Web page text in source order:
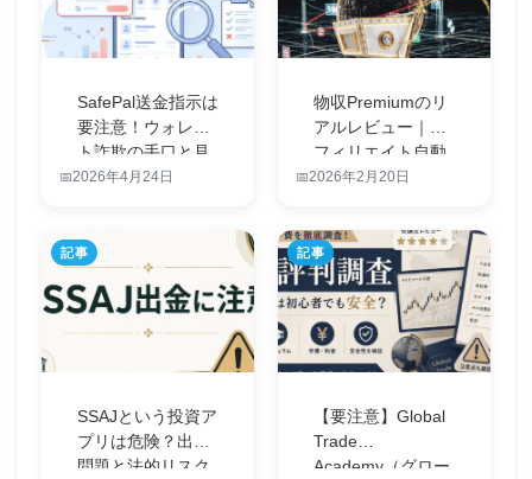
SafePal送金指示は
要注意！ウォレッ
ト詐欺の手口と見
分け…
2026年4月24日
物収Premiumのリ
アルレビュー｜ア
フィリエイト自動
化で作…
2026年2月20日
記事
SSAJという投資ア
プリは危険？出金
問題と法的リスク
記事
【要注意】Global
Trade
Academy（グロー